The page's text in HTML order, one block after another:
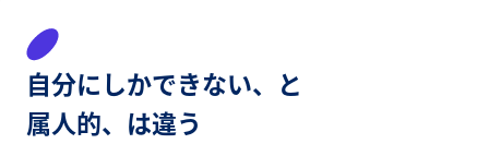
自分にしかできない、と
属人的、は違う